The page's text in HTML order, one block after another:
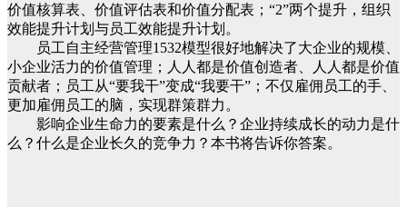
价值核算表、价值评估表和价值分配表；“2”两个提升，组织
效能提升计划与员工效能提升计划。
员工自主经营管理1532模型很好地解决了大企业的规模、
小企业活力的价值管理；人人都是价值创造者、人人都是价值
贡献者；员工从“要我干”变成“我要干”；不仅雇佣员工的手、
更加雇佣员工的脑，实现群策群力。
影响企业生命力的要素是什么？企业持续成长的动力是什
么？什么是企业长久的竞争力？本书将告诉你答案。